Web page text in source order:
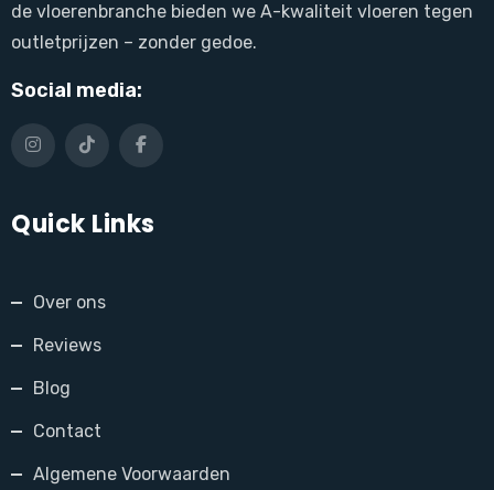
de vloerenbranche bieden we A-kwaliteit vloeren tegen
outletprijzen – zonder gedoe.
Social media:
Quick Links
Over ons
Reviews
Blog
Contact
Algemene Voorwaarden